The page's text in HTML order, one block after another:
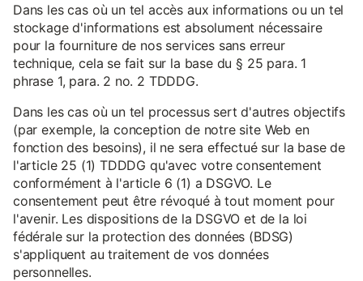
Dans les cas où un tel accès aux informations ou un tel
stockage d'informations est absolument nécessaire
pour la fourniture de nos services sans erreur
technique, cela se fait sur la base du § 25 para. 1
phrase 1, para. 2 no. 2 TDDDG.
Dans les cas où un tel processus sert d'autres objectifs
(par exemple, la conception de notre site Web en
fonction des besoins), il ne sera effectué sur la base de
l'article 25 (1) TDDDG qu'avec votre consentement
conformément à l'article 6 (1) a DSGVO. Le
consentement peut être révoqué à tout moment pour
l'avenir. Les dispositions de la DSGVO et de la loi
fédérale sur la protection des données (BDSG)
s'appliquent au traitement de vos données
personnelles.